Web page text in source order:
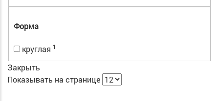
Форма
круглая 1
Закрыть
Показывать на странице